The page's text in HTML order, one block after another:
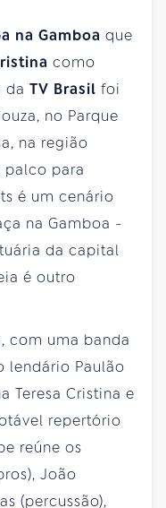
na Gamboa que
como
da TV Brasil foi
no Parque
na região
palco para
é um cenário
na Gamboa -
da capital
é outro
com uma banda
lendário Paulão
Teresa Cristina e
repertório
reúne os
João
(percussão),